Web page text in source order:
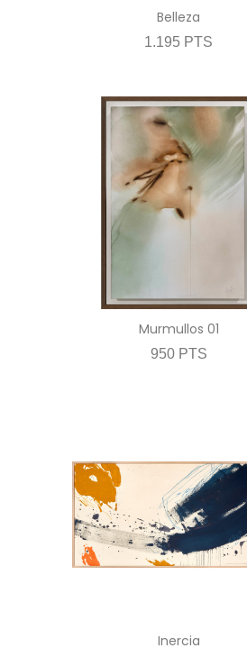
Belleza
1.195 PTS
Murmullos 01
950 PTS
Inercia